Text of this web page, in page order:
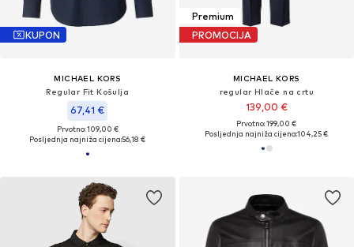
KUPON
MICHAEL KORS
Regular Fit Košulja
67,41 €
Prvotno: 109,00 €
Posljednja najniža cijena:56,18 €
Premium
PROMOCIJA
MICHAEL KORS
regular Hlače na crtu
139,00 €
Prvotno: 199,00 €
Posljednja najniža cijena:104,25 €